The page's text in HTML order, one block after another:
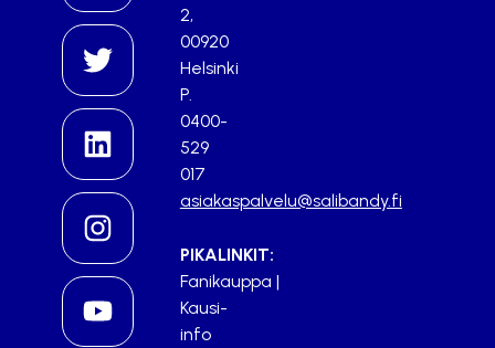
2,
00920
Helsinki
P.
0400-
529
017
asiakaspalvelu@salibandy.fi
PIKALINKIT:
Fanikauppa |
Kausi-
info